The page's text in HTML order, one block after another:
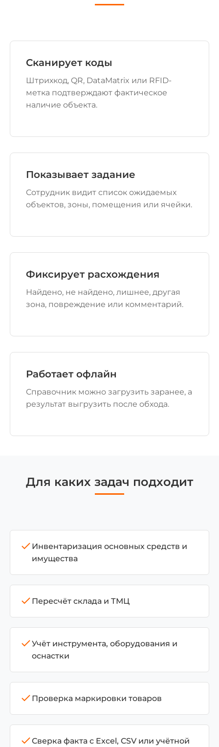
Сканирует коды
Штрихкод, QR, DataMatrix или RFID-
метка подтверждают фактическое
наличие объекта.
Показывает задание
Сотрудник видит список ожидаемых
объектов, зоны, помещения или ячейки.
Фиксирует расхождения
Найдено, не найдено, лишнее, другая
зона, повреждение или комментарий.
Работает офлайн
Справочник можно загрузить заранее, а
результат выгрузить после обхода.
Для каких задач подходит
Инвентаризация основных средств и
имущества
Пересчёт склада и ТМЦ
Учёт инструмента, оборудования и
оснастки
Проверка маркировки товаров
Сверка факта с Excel, CSV или учётной